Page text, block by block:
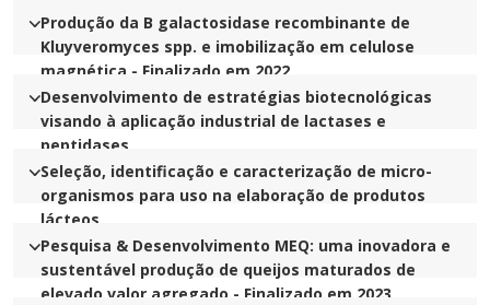
Produção da B galactosidase recombinante de
Kluyveromyces spp. e imobilização em celulose
magnética - Finalizado em 2022
Desenvolvimento de estratégias biotecnológicas
visando à aplicação industrial de lactases e
peptidases
Seleção, identificação e caracterização de micro-
organismos para uso na elaboração de produtos
lácteos
Pesquisa & Desenvolvimento MEQ: uma inovadora e
sustentável produção de queijos maturados de
elevado valor agregado - Finalizado em 2023